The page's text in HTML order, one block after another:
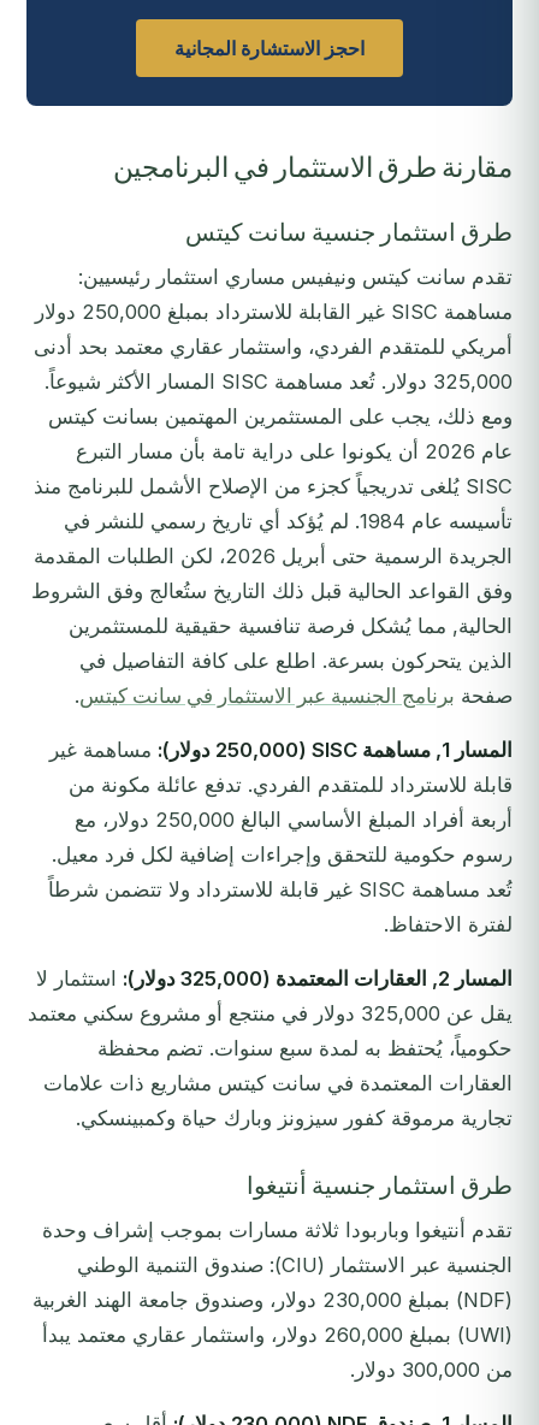
احجز الاستشارة المجانية
مقارنة طرق الاستثمار في البرنامجين
طرق استثمار جنسية سانت كيتس
تقدم سانت كيتس ونيفيس مساري استثمار رئيسيين:
مساهمة SISC غير القابلة للاسترداد بمبلغ 250,000 دولار
أمريكي للمتقدم الفردي، واستثمار عقاري معتمد بحد أدنى
325,000 دولار. تُعد مساهمة SISC المسار الأكثر شيوعاً.
ومع ذلك، يجب على المستثمرين المهتمين بسانت كيتس
عام 2026 أن يكونوا على دراية تامة بأن مسار التبرع
SISC يُلغى تدريجياً كجزء من الإصلاح الأشمل للبرنامج منذ
تأسيسه عام 1984. لم يُؤكد أي تاريخ رسمي للنشر في
الجريدة الرسمية حتى أبريل 2026، لكن الطلبات المقدمة
وفق القواعد الحالية قبل ذلك التاريخ ستُعالج وفق الشروط
الحالية, مما يُشكل فرصة تنافسية حقيقية للمستثمرين
الذين يتحركون بسرعة. اطلع على كافة التفاصيل في
صفحة برنامج الجنسية عبر الاستثمار في سانت كيتس.
المسار 1, مساهمة SISC (250,000 دولار):
مساهمة غير
قابلة للاسترداد للمتقدم الفردي. تدفع عائلة مكونة من
أربعة أفراد المبلغ الأساسي البالغ 250,000 دولار، مع
رسوم حكومية للتحقق وإجراءات إضافية لكل فرد معيل.
تُعد مساهمة SISC غير قابلة للاسترداد ولا تتضمن شرطاً
لفترة الاحتفاظ.
المسار 2, العقارات المعتمدة (325,000 دولار):
استثمار لا
يقل عن 325,000 دولار في منتجع أو مشروع سكني معتمد
حكومياً، يُحتفظ به لمدة سبع سنوات. تضم محفظة
العقارات المعتمدة في سانت كيتس مشاريع ذات علامات
تجارية مرموقة كفور سيزونز وبارك حياة وكمبينسكي.
طرق استثمار جنسية أنتيغوا
تقدم أنتيغوا وباربودا ثلاثة مسارات بموجب إشراف وحدة
الجنسية عبر الاستثمار (CIU): صندوق التنمية الوطني
(NDF) بمبلغ 230,000 دولار، وصندوق جامعة الهند الغربية
(UWI) بمبلغ 260,000 دولار، واستثمار عقاري معتمد يبدأ
من 300,000 دولار.